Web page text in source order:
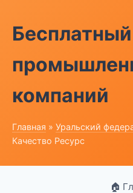
компаний
Главная » Уральский
Качество Ресурс
🏠